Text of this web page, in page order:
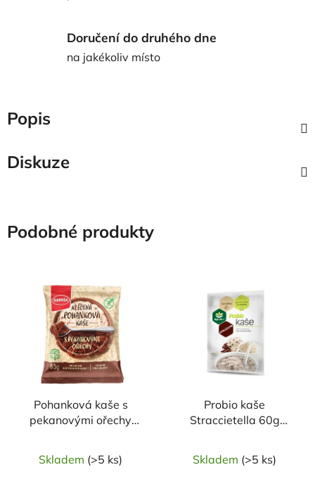
Doručení do druhého dne
na jakékoliv místo
Popis
Diskuze
Podobné produkty
Pohanková kaše s
pekanovými ořechy
Skladem (>5 ks)
Probio kaše
Straccietella 60g
Skladem (>5 ks)